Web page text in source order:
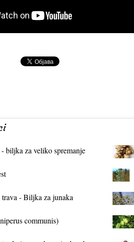
biljka za veliko spremanje
- Biljka za junaka
communis)